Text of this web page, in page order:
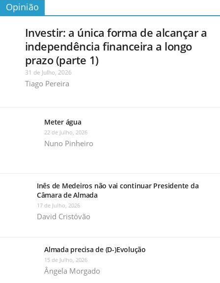
Opinião
Investir: a única forma de alcançar a
independência financeira a longo
prazo (parte 1)
31 de Julho, 2026
Tiago Pereira
Meter água
22 de Julho, 2026
Nuno Pinheiro
Inês de Medeiros não vai continuar Presidente da
Câmara de Almada
17 de Julho, 2026
David Cristóvão
Almada precisa de (D-)Evolução
15 de Julho, 2026
Ângela Morgado